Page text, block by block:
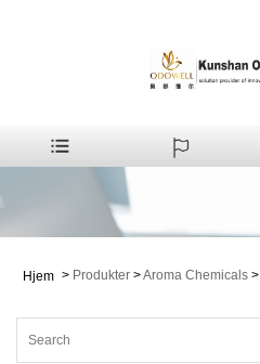
Hjem > Produkter >Aroma Chemicals >